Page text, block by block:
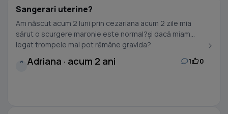
Sangerari uterine?
Am născut acum 2 luni prin cezariana acum 2 zile mia
sărut o scurgere maronie este normal?și dacă miam
legat trompele mai pot rămâne gravida?
A Adriana · acum 2 ani 1 0